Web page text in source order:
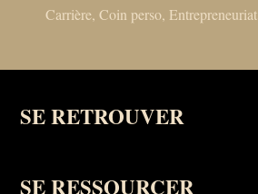
Carrière, Coin perso, Entrepreneuriat
SE RETROUVER
SE RESSOURCER